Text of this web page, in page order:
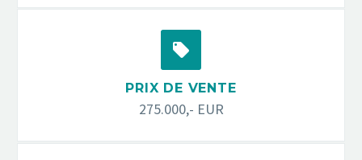


PRIX DE VENTE
275.000,- EUR